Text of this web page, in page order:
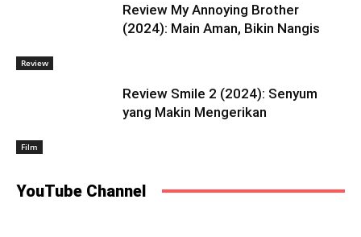
Review
Review My Annoying Brother
(2024): Main Aman, Bikin Nangis
Film
Review Smile 2 (2024): Senyum
yang Makin Mengerikan
YouTube Channel